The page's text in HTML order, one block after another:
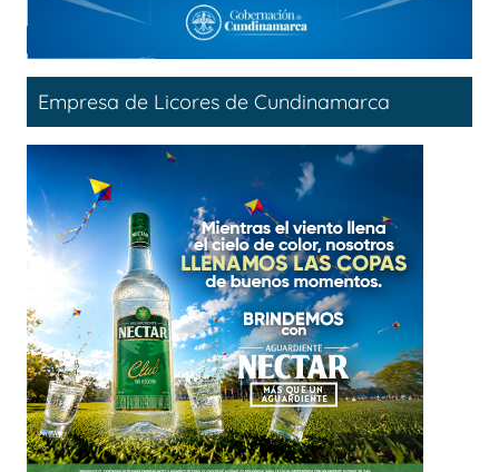
Empresa de Licores de Cundinamarca